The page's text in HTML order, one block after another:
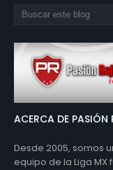
ACERCA DE
Desde 2005, somos
equipo de la Liga MX